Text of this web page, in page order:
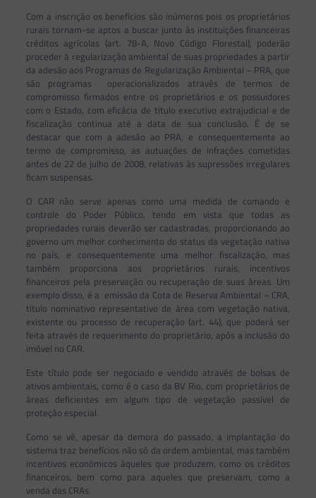
Com a inscrição os benefícios são inúmeros pois os proprietários
rurais tornam-se aptos a buscar junto às instituições financeiras
créditos agrícolas (art. 78-A, Novo Código Florestal), poderão
proceder à regularização ambiental de suas propriedades a partir
da adesão aos Programas de Regularização Ambiental – PRA, que
são programas operacionalizados através de termos de
compromisso firmados entre os proprietários e os possuidores
com o Estado, com eficácia de titulo executivo extrajudicial e de
fiscalização continua até a data de sua conclusão. É de se
destacar que com a adesão ao PRA, e consequentemente ao
termo de compromisso, as autuações de infrações cometidas
antes de 22 de julho de 2008, relativas às supressões irregulares
ficam suspensas.
O CAR não serve apenas como uma medida de comando e
controle do Poder Público, tendo em vista que todas as
propriedades rurais deverão ser cadastradas, proporcionando ao
governo um melhor conhecimento do status da vegetação nativa
no país, e consequentemente uma melhor fiscalização, mas
também proporciona aos proprietários rurais, incentivos
financeiros pela preservação ou recuperação de suas áreas. Um
exemplo disso, é a emissão da Cota de Reserva Ambiental – CRA,
titulo nominativo representativo de área com vegetação nativa,
existente ou processo de recuperação (art. 44), que poderá ser
feita através de requerimento do proprietário, após a inclusão do
imóvel no CAR.
Este título pode ser negociado e vendido através de bolsas de
ativos ambientais, como é o caso da BV Rio, com proprietários de
áreas deficientes em algum tipo de vegetação passível de
proteção especial.
Como se vê, apesar da demora do passado, a implantação do
sistema traz benefícios não só da ordem ambiental, mas também
incentivos econômicos àqueles que produzem, como os créditos
financeiros, bem como para aqueles que preservam, como a
venda das CRAs.